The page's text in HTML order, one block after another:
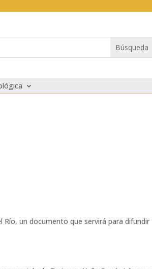
Río, un documento que servirá para difundir